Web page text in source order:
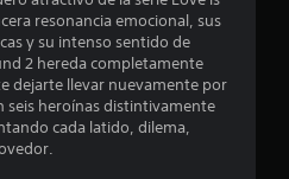
t
r
e
l
resonancia emocional, sus
y su intenso sentido de
2 hereda completamente
dejarte llevar nuevamente por
seis heroínas distintivamente
cada latido, dilema,